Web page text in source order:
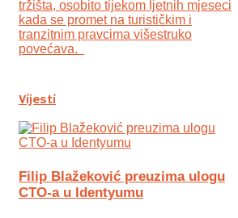
tržišta, osobito tijekom ljetnih mjeseci
kada se promet na turističkim i
tranzitnim pravcima višestruko
povećava.
Vijesti
Filip Blažeković preuzima ulogu
CTO-a u Identyumu